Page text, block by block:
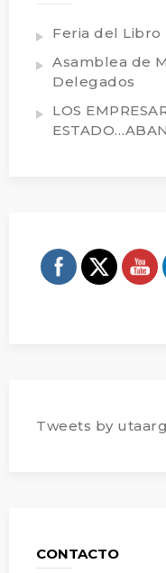
Feria del Libro
Asamblea de
Delegados
LOS
Tweets by
CONTACTO